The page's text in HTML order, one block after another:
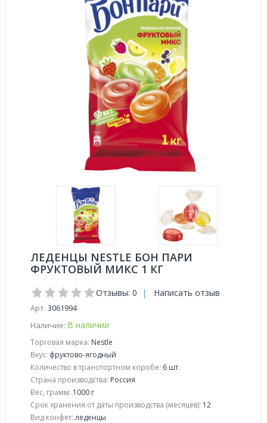
ЛЕДЕНЦЫ NESTLE БОН ПАРИ
ФРУКТОВЫЙ МИКС 1 КГ
Отзывы: 0 | Написать отзыв
Арт. 3061994
Наличие: В наличии
Торговая марка: Nestle
Вкус: фруктово-ягодный
Количество в транспортном коробе: 6 шт.
Страна производства: Россия
Вес, грамм: 1000 г
Срок хранения от даты производства (месяцев): 12
Вид конфет: леденцы